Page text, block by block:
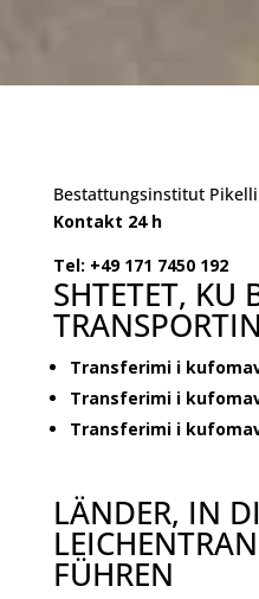
Bestattungsinstitut
Kontakt 24 h
Tel: +49 171 7450 192
SHTETET, KU
Transferimi i
Transferimi i
Transferimi i
LÄNDER, IN
FÜHREN